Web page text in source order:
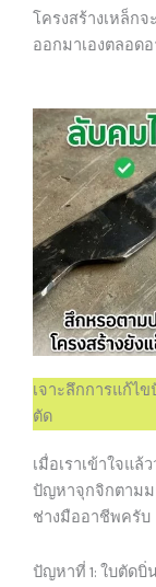
โครงสร้างเหล็ก
ออกมาเองตลอด
เจาะลึกการแก้ไ
ตัด
เมื่อเราเข้าใจแ
ปัญหาจุกจิกตาม
ช่างมืออาชีพครับ
ปัญหาที่ 1: ใบตัดบิ่